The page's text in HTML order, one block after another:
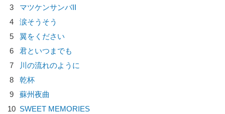
3
マツケンサンバII
4
涙そうそう
5
翼をください
6
君といつまでも
7
川の流れのように
8
乾杯
9
蘇州夜曲
10 SWEET MEMORIES